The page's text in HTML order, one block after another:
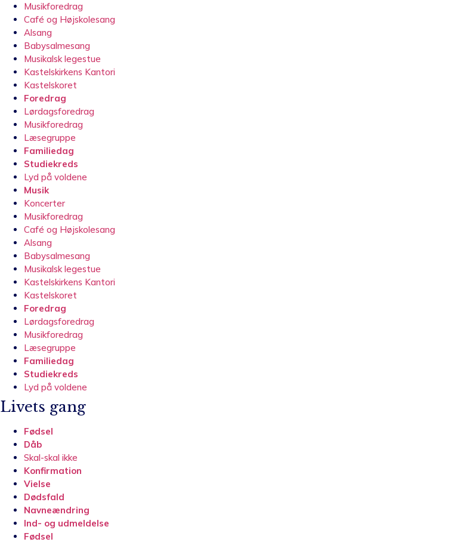
Musikforedrag
Café og Højskolesang
Alsang
Babysalmesang
Musikalsk legestue
Kastelskirkens Kantori
Kastelskoret
Foredrag
Lørdagsforedrag
Musikforedrag
Læsegruppe
Familiedag
Studiekreds
Lyd på voldene
Musik
Koncerter
Musikforedrag
Café og Højskolesang
Alsang
Babysalmesang
Musikalsk legestue
Kastelskirkens Kantori
Kastelskoret
Foredrag
Lørdagsforedrag
Musikforedrag
Læsegruppe
Familiedag
Studiekreds
Lyd på voldene
Livets gang
Fødsel
Dåb
Skal-skal ikke
Konfirmation
Vielse
Dødsfald
Navneændring
Ind- og udmeldelse
Fødsel